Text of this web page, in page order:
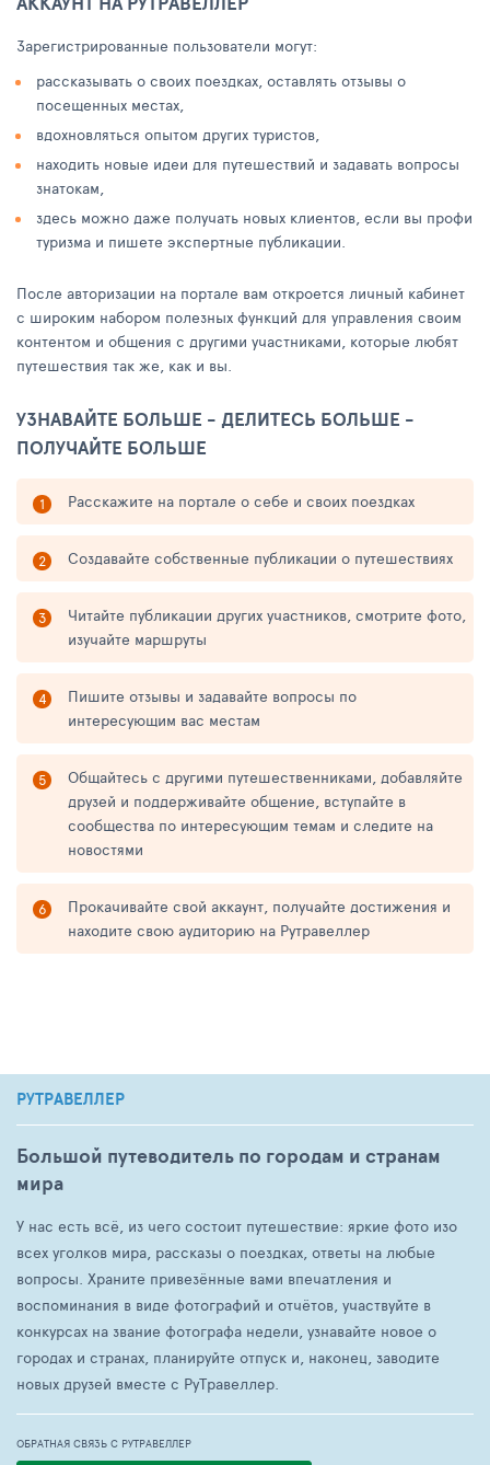
Зарегистрированные пользователи могут:
рассказывать о своих поездках, оставлять отзывы о
посещенных местах,
вдохновляться опытом других туристов,
находить новые идеи для путешествий и задавать вопросы
знатокам,
здесь можно даже получать новых клиентов, если вы профи
туризма и пишете экспертные публикации.
После авторизации на портале вам откроется личный кабинет
с широким набором полезных функций для управления своим
контентом и общения с другими участниками, которые любят
путешествия так же, как и вы.
УЗНАВАЙТЕ БОЛЬШЕ - ДЕЛИТЕСЬ БОЛЬШЕ -
ПОЛУЧАЙТЕ БОЛЬШЕ
Расскажите на портале о себе и своих поездках
Создавайте собственные публикации о путешествиях
Читайте публикации других участников, смотрите фото,
изучайте маршруты
Пишите отзывы и задавайте вопросы по
интересующим вас местам
Общайтесь с другими путешественниками, добавляйте
друзей и поддерживайте общение, вступайте в
сообщества по интересующим темам и следите на
новостями
Прокачивайте свой аккаунт, получайте достижения и
находите свою аудиторию на Рутравеллер
РУТРАВЕЛЛЕР
Большой путеводитель по городам и странам
мира
У нас есть всё, из чего состоит путешествие: яркие фото изо
всех уголков мира, рассказы о поездках, ответы на любые
вопросы. Храните привезённые вами впечатления и
воспоминания в виде фотографий и отчётов, участвуйте в
конкурсах на звание фотографа недели, узнавайте новое о
городах и странах, планируйте отпуск и, наконец, заводите
новых друзей вместе с РуТравеллер.
ОБРАТНАЯ СВЯЗЬ С РУТРАВЕЛЛЕР